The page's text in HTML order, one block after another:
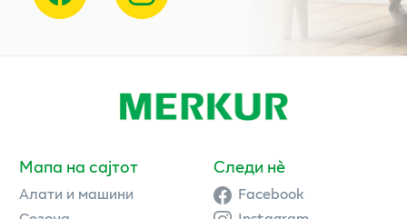
Мапа на сајтот
Алати и машини
Следи нè
Facebook